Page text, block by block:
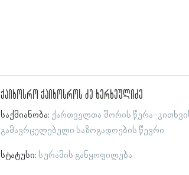
ქაიხოსრო ქაიხოსროს ძე ხერხეულიძე
საქმიანობა: ქართველთა შორის წერა-
გამავრცელებელი საზოგადოების წევრი
სტატუსი: სურამის განყოფილება